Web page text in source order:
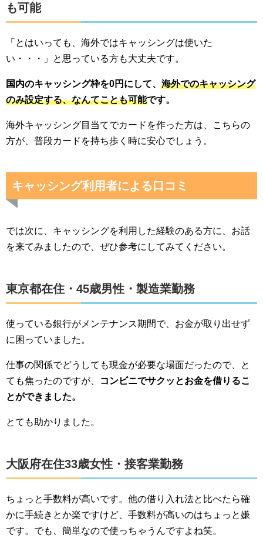
も可能
「とはいっても、海外ではキャッシングは使いた
い・・・」と思っている方も大丈夫です。
国内のキャッシング枠を0円にして、 海外でのキャッシング
のみ設定する、なんてことも可能です。
海外キャッシング目当てでカードを作った方は、こちらの
方が、普段カードを持ち歩く時に安心でしょう。
キャッシング利用者による口コミ
では次に、キャッシングを利用した経験のある方に、お話
を来てみましたので、ぜひ参考にしてみてください。
東京都在住・45歳男性・製造業勤務
使っている銀行がメンテナンス期間で、お金が取り出せず
に困っていました。
仕事の関係でどうしても現金が必要な場面だったので、と
ても焦ったのですが、
コンビニでサクッとお金を借りるこ
とができました。
とても助かりました。
大阪府在住33歳女性・接客業勤務
ちょっと手数料が高いです。他の借り入れ法と比べたら確
かに手続きとか楽ですけど、手数料が高いのはちょっと嫌
です。でも、簡単なので使っちゃうんですよね笑。